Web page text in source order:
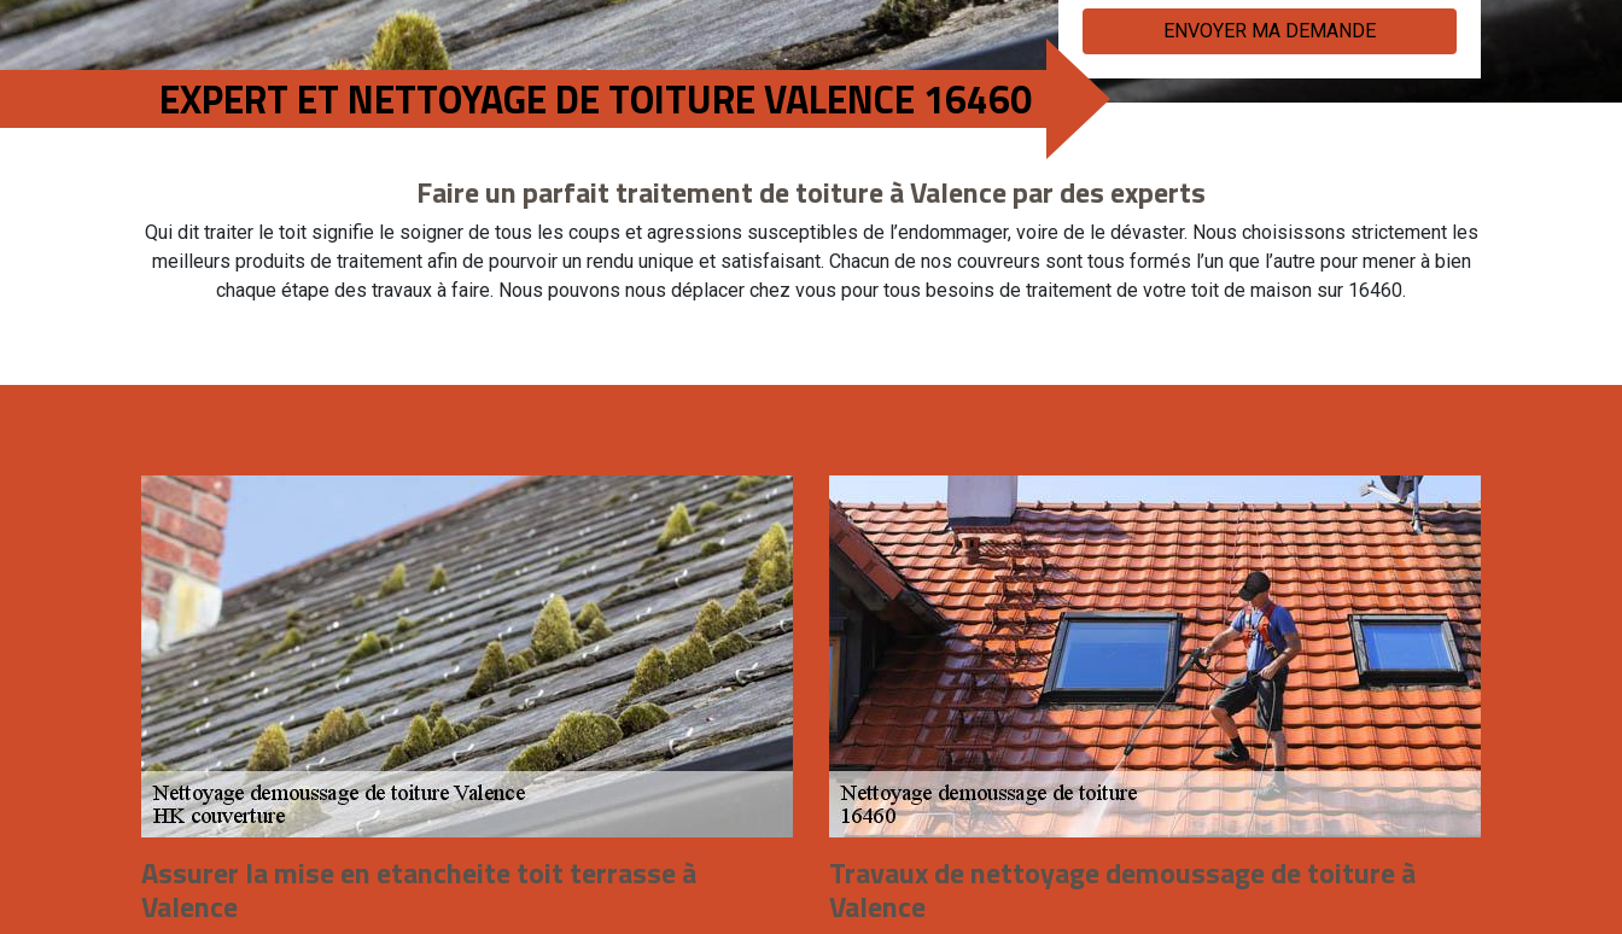
EXPERT ET NETTOYAGE DE TOITURE VALENCE 16460
Faire un parfait traitement de toiture à Valence par des experts
Qui dit traiter le toit signifie le soigner de tous les coups et agressions susceptibles de l’endommager, voire de le dévaster. Nous choisissons strictement les
meilleurs produits de traitement afin de pourvoir un rendu unique et satisfaisant. Chacun de nos couvreurs sont tous formés l’un que l’autre pour mener à bien
chaque étape des travaux à faire. Nous pouvons nous déplacer chez vous pour tous besoins de traitement de votre toit de maison sur 16460.
Assurer la mise en etancheite toit terrasse à
Valence
Travaux de nettoyage demoussage de toiture à
Valence